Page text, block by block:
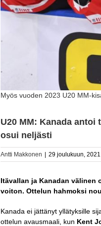
Myös vuoden 2023 U20 MM-
U20 MM: Kanada
osui neljästi
Antti Makkonen | 29 joulukuun, 2021
Itävallan ja Kanadan välinen
voiton. Ottelun hahmoksi
Kanada ei jättänyt yllätyksille
ottelun avausmaali, kun Kent